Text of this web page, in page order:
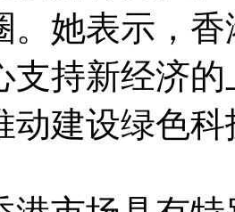
。她表示，
支持新经济
动建设绿色